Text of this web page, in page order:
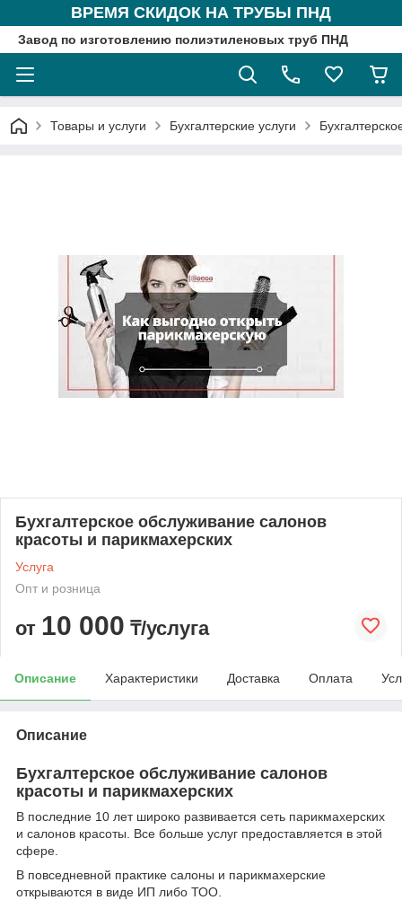
ВРЕМЯ СКИДОК НА ТРУБЫ ПНД
Завод по изготовлению полиэтиленовых труб ПНД
Товары и услуги Бухгалтерские услуги
Бухгалтерское обслуживание салонов
красоты и парикмахерских
Услуга
Опт и розница
от 10 000 ₸/услуга
Описание Характеристики Доставка Оплата
Описание
Бухгалтерское обслуживание салонов
красоты и парикмахерских
В последние 10 лет широко развивается сеть парикмахерских
и салонов красоты. Все больше услуг предоставляется в этой
сфере.
В повседневной практике салоны и парикмахерские
открываются в виде ИП либо ТОО.